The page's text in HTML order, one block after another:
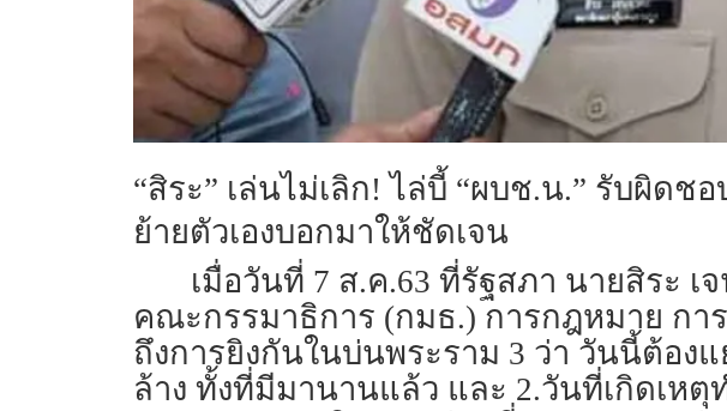
“สิระ” เล่นไม่เลิก! ไล่บี้ “ผบช.น.” รับผิดช
ย้ายตัวเองบอกมาให้ชัดเจน
เมื่อวันที่ 7 ส.ค.63 ที่รัฐสภา นายสิระ
คณะกรรมาธิการ (กมธ.) การกฎหมาย ก
ถึงการยิงกันในบ่นพระราม 3 ว่า วันนี้ต้อง
ล้าง ทั้งที่มีมานานแล้ว และ 2.วันที่เกิดเห